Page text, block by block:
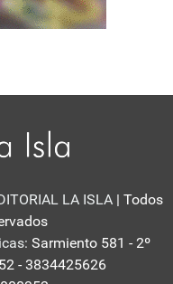
LA ISLA | Todos
Sarmiento 581 - 2º
- 3834425626